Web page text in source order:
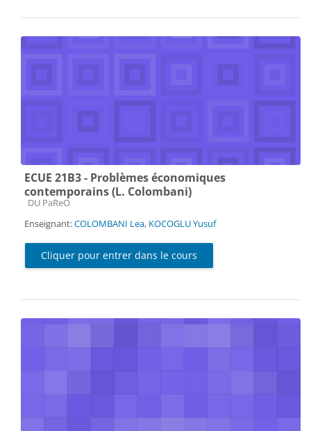
ECUE 21B3 - Problèmes économiques
contemporains (L. Colombani)
Catégorie de cours
DU PaReO
Enseignant:COLOMBANI Lea, KOCOGLU Yusuf
Cliquer pour entrer dans le cours